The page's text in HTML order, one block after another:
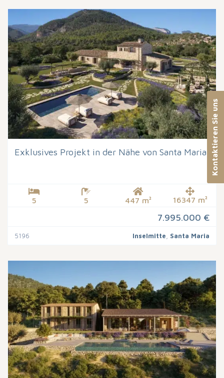
Exklusives Projekt in der Nähe von Santa Maria
5 5 447 m² 16347 m²
7.995.000 €
5196 Inselmitte Santa Maria
Kontaktieren Sie uns